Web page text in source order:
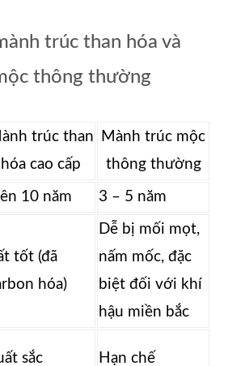
trúc than hóa và
thông thường
trúc than
hóa cao cấp
Mành trúc mộc
thông thường
10 năm 3 – 5 năm
tốt (đã
hóa)
Dễ bị mối mọt,
nấm mốc, đặc
biệt đối với khí
hậu miền bắc
sắc Hạn chế